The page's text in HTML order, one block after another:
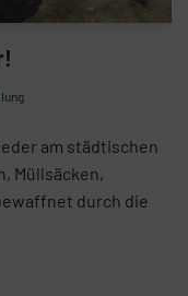
am städtischen
Müllsäcken,
durch die